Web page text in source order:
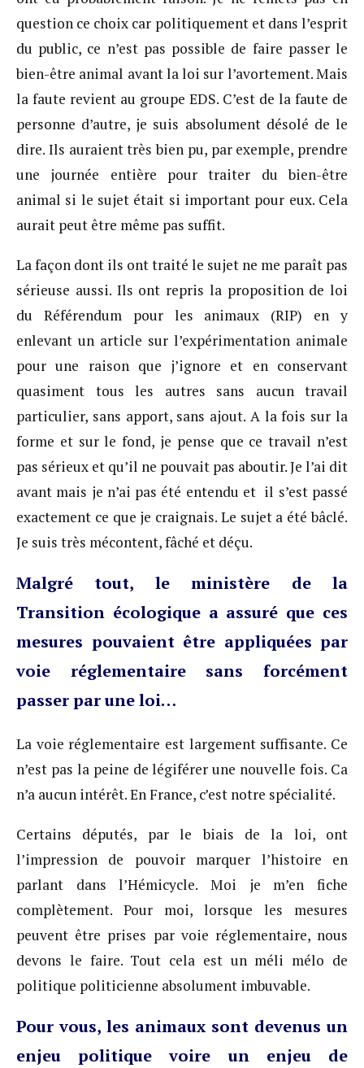
question ce choix car politiquement et dans l’esprit
du public, ce n’est pas possible de faire passer le
bien-être animal avant la loi sur l’avortement. Mais
la faute revient au groupe EDS. C’est de la faute de
personne d’autre, je suis absolument désolé de le
dire. Ils auraient très bien pu, par exemple, prendre
une journée entière pour traiter du bien-être
animal si le sujet était si important pour eux. Cela
aurait peut être même pas suffit.
La façon dont ils ont traité le sujet ne me paraît pas
sérieuse aussi. Ils ont repris la proposition de loi
du Référendum pour les animaux (RIP) en y
enlevant un article sur l’expérimentation animale
pour une raison que j’ignore et en conservant
quasiment tous les autres sans aucun travail
particulier, sans apport, sans ajout. A la fois sur la
forme et sur le fond, je pense que ce travail n’est
pas sérieux et qu’il ne pouvait pas aboutir. Je l’ai dit
avant mais je n’ai pas été entendu et il s’est passé
exactement ce que je craignais. Le sujet a été bâclé.
Je suis très mécontent, fâché et déçu.
Malgré tout, le ministère de la
Transition écologique a assuré que ces
mesures pouvaient être appliquées par
voie réglementaire sans forcément
passer par une loi…
La voie réglementaire est largement suffisante. Ce
n’est pas la peine de légiférer une nouvelle fois. Ca
n’a aucun intérêt. En France, c’est notre spécialité.
Certains députés, par le biais de la loi, ont
l’impression de pouvoir marquer l’histoire en
parlant dans l’Hémicycle. Moi je m’en fiche
complètement. Pour moi, lorsque les mesures
peuvent être prises par voie réglementaire, nous
devons le faire. Tout cela est un méli mélo de
politique politicienne absolument imbuvable.
Pour vous, les animaux sont devenus un
enjeu politique voire un enjeu de